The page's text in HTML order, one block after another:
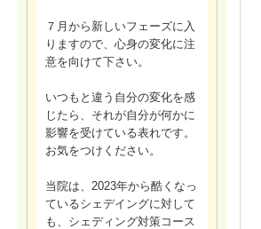
７月から新しいフェーズに入
りますので、心身の変化に注
意を向けて下さい。
いつもと違う自分の変化を感
じたら、それが自分が何かに
影響を受けている表れです。
お気をつけください。
当院は、2023年から酷くなっ
ているシェデイングに対して
も、シェディング対策コース